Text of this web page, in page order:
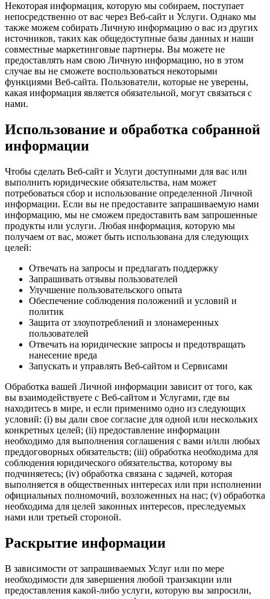
Некоторая информация, которую мы собираем, поступает
непосредственно от вас через Веб-сайт и Услуги. Однако мы
также можем собирать Личную информацию о вас из других
источников, таких как общедоступные базы данных и наши
совместные маркетинговые партнеры. Вы можете не
предоставлять нам свою Личную информацию, но в этом
случае вы не сможете воспользоваться некоторыми
функциями Веб-сайта. Пользователи, которые не уверены,
какая информация является обязательной, могут связаться с
нами.
Использование и обработка собранной
информации
Чтобы сделать Веб-сайт и Услуги доступными для вас или
выполнить юридические обязательства, нам может
потребоваться сбор и использование определенной Личной
информации. Если вы не предоставите запрашиваемую нами
информацию, мы не сможем предоставить вам запрошенные
продукты или услуги. Любая информация, которую мы
получаем от вас, может быть использована для следующих
целей:
Отвечать на запросы и предлагать поддержку
Запрашивать отзывы пользователей
Улучшение пользовательского опыта
Обеспечение соблюдения положений и условий и
политик
Защита от злоупотреблений и злонамеренных
пользователей
Отвечать на юридические запросы и предотвращать
нанесение вреда
Запускать и управлять Веб-сайтом и Сервисами
Обработка вашей Личной информации зависит от того, как
вы взаимодействуете с Веб-сайтом и Услугами, где вы
находитесь в мире, и если применимо одно из следующих
условий: (i) вы дали свое согласие для одной или нескольких
конкретных целей; (ii) предоставление информации
необходимо для выполнения соглашения с вами и/или любых
преддоговорных обязательств; (iii) обработка необходима для
соблюдения юридического обязательства, которому вы
подчиняетесь; (iv) обработка связана с задачей, которая
выполняется в общественных интересах или при исполнении
официальных полномочий, возложенных на нас; (v) обработка
необходима для целей законных интересов, преследуемых
нами или третьей стороной.
Раскрытие информации
В зависимости от запрашиваемых Услуг или по мере
необходимости для завершения любой транзакции или
предоставления какой-либо услуги, которую вы запросили,